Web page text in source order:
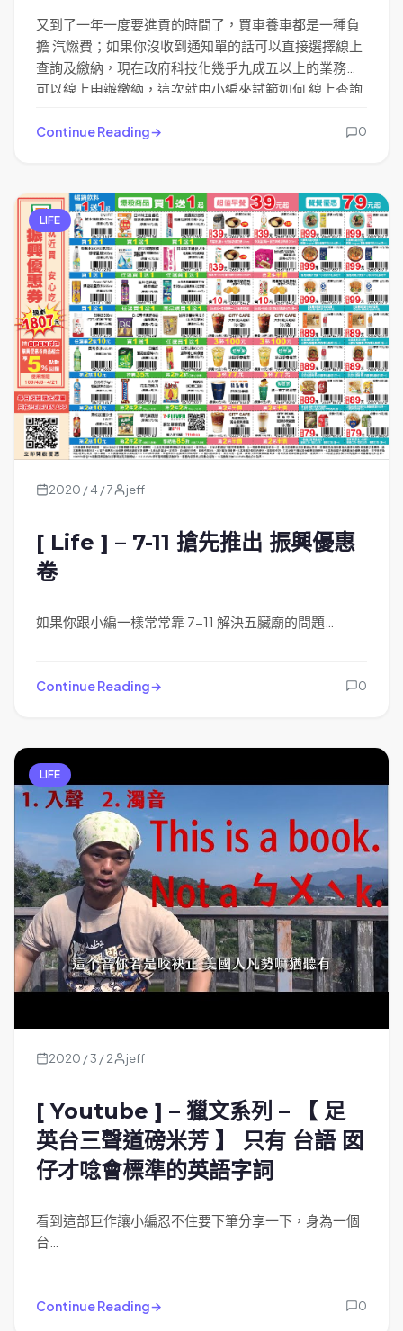
又到了一年一度要進貢的時間了，買車養車都是一種負
擔 汽燃費；如果你沒收到通知單的話可以直接選擇線上
查詢及繳納，現在政府科技化幾乎九成五以上的業務都
可以線上申辦繳納，這次就由小編來試範如何 線上查詢
Continue Reading 0
LIFE
2020 / 4 / 7 jeff
[ Life ] – 7-11 搶先推出 振興優惠
卷
如果你跟小編一樣常常靠 7-11 解決五臟廟的問題…
Continue Reading 0
LIFE
2020 / 3 / 2 jeff
[ Youtube ] – 獵文系列 – 【 足
英台三聲道磅米芳 】 只有 台語 囡
仔才唸會標準的英語字詞
看到這部巨作讓小編忍不住要下筆分享一下，身為一個
台…
Continue Reading 0